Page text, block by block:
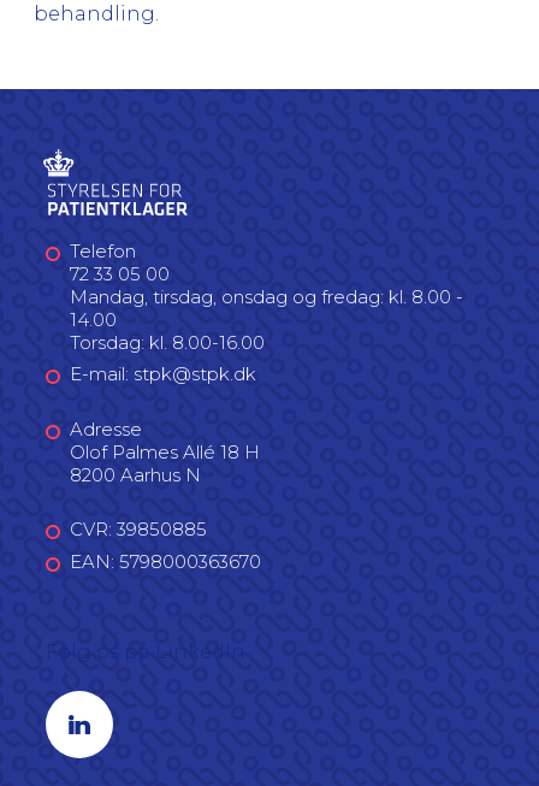
behandling.
Telefon
72 33 05 00
Mandag, tirsdag, onsdag og fredag: kl. 8.00 -
14.00
Torsdag: kl. 8.00-16.00
E-mail: stpk@stpk.dk
Adresse
Olof Palmes Allé 18 H
8200 Aarhus N
CVR: 39850885
EAN: 5798000363670
Linkedin profil